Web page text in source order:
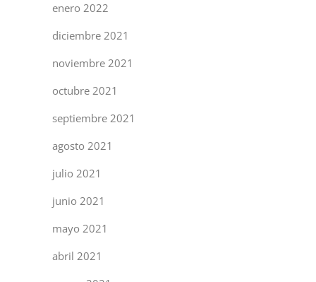
enero 2022
diciembre 2021
noviembre 2021
octubre 2021
septiembre 2021
agosto 2021
julio 2021
junio 2021
mayo 2021
abril 2021